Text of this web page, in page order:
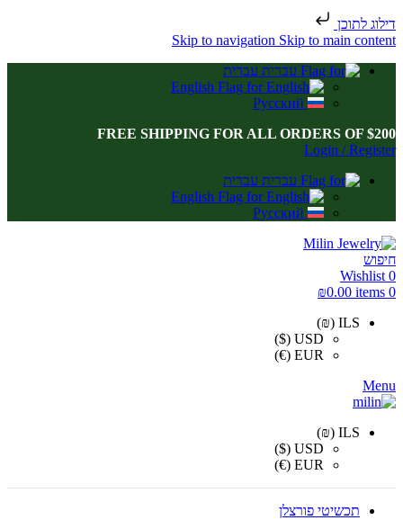
דילוג לתוכן
Skip to navigation Skip to main content
עברית
English
Русский
FREE SHIPPING FOR ALL ORDERS OF $200
Login / Register
עברית
English
Русский
חיפוש
0
Wishlist
0
items
₪0.00
ILS (₪)
USD ($)
EUR (€)
Menu
ILS (₪)
USD ($)
EUR (€)
תכשיטי פורצלן